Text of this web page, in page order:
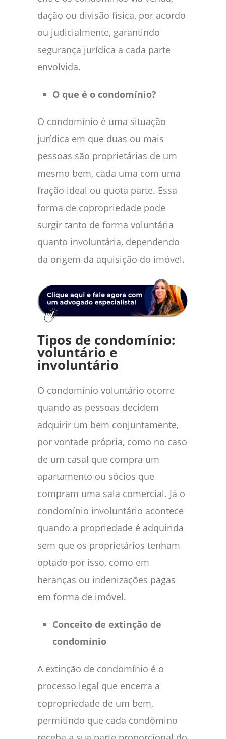
dação ou divisão física, por acordo
ou judicialmente, garantindo
segurança jurídica a cada parte
envolvida.
O que é o condomínio?
O condomínio é uma situação
jurídica em que duas ou mais
pessoas são proprietárias de um
mesmo bem, cada uma com uma
fração ideal ou quota parte. Essa
forma de copropriedade pode
surgir tanto de forma voluntária
quanto involuntária, dependendo
da origem da aquisição do imóvel.
Tipos de condomínio:
voluntário e
involuntário
O condomínio voluntário ocorre
quando as pessoas decidem
adquirir um bem conjuntamente,
por vontade própria, como no caso
de um casal que compra um
apartamento ou sócios que
compram uma sala comercial. Já o
condomínio involuntário acontece
quando a propriedade é adquirida
sem que os proprietários tenham
optado por isso, como em
heranças ou indenizações pagas
em forma de imóvel.
Conceito de extinção de
condomínio
A extinção de condomínio é o
processo legal que encerra a
copropriedade de um bem,
permitindo que cada condômino